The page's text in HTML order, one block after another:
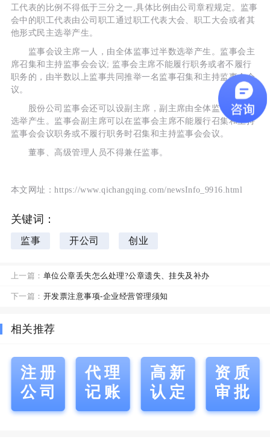
工代表的比例不得低于三分之一,具体比例由公司章程规定。监事
会中的职工代表由公司职工通过职工代表大会、职工大会或者其
他形式民主选举产生。
监事会设主席一人，由全体监事过半数选举产生。监事会主
席召集和主持监事会会议; 监事会主席不能履行职务或者不履行
职务的，由半数以上监事共同推举一名监事召集和主持监事会会
议。
股份公司监事会还可以设副主席，副主席由全体监事过半数
选举产生。监事会副主席可以在监事会主席不能履行召集和主持
监事会会议职务或不履行职务时召集和主持监事会会议。
董事、高级管理人员不得兼任监事。
本文网址：https://www.qichangqing.com/newsInfo_9916.html
关键词：
监事 开公司 创业
上一篇： 单位公章丢失怎么处理?公章遗失、挂失及补办
下一篇： 开发票注意事项-企业经营管理须知
相关推荐
注册
公司
代理
记账
高新
认定
资质
审批